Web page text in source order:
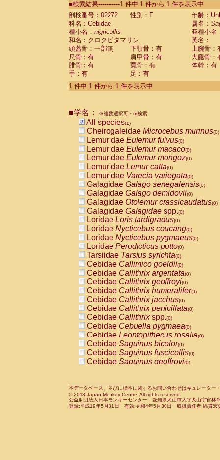
CebidaeSaguinus labiatus(0)
Cebidae Saguinus leucopus (0)
Cebidae
CebidaeSaguinus mystax
CebidaeSaguinus nigricollis (1)
Cebidae Saguinus oedipus
Cebidae Saguinus weddelli
Cebidae Saguinusspp.
Cebidae Aotus trivirgatus
Cebidae Cebus albifrons
CebidaeCebus nigrivittatus
CebidaeCebus
CebidaeSaimiri boliviensis(0)
CebidaeSaimiri sciureus(0)
AtelidaeAlouatta caraya(0)
AtelidaeAlouatta fusca(0)
AtelidaeAlouatta seniculus
AtelidaeAlouattaspp.(0)
AtelidaeAteles belzebuth(0)
AtelidaeAteles geoffroyi(0)
AtelidaeAteles paniscus(0)
AtelidaeAtelesspp.(0)
Atelidae Lagothrix lagothricha
AtelidaeLagothrix lagothricha cana
PitheciidaeCacajao calvus
PitheciidaeCallicebus cupreus
PitheciidaeCallicebus donacophilus
PitheciidaeCallicebus moloch
PitheciidaeCallicebus torquatus
PitheciidaeCallicebusspp.(0)
PitheciidaeChiropotes satanas(0)
PitheciidaePithecia monachus
PitheciidaePithecia pithecia(0)
CercopithecidaeCercocebus agilis
CercopithecidaeCercocebus
CercopithecidaeCercocebus
CercopithecidaeCercocebus
CercopithecidaeCercocebus
CercopithecidaeCercocebushybrid
CercopithecidaePapio anubis(0)
CercopithecidaePapio cynocephalus
CercopithecidaePapio hamadryas(0)
■検索結果-----------1 件中 1 件から 1 件を表示中
剖検番号：02272
性別：F
年齢：
科名：Cebidae
属名：
種小名： nigricollis
亜種小名
和名：クロクビタマリン
英名：
頭蓋骨：一部無
下顎骨：有
上腕骨：
尺骨：有
肩甲骨：有
大腿骨：
腓骨：有
寛骨：有
体幹：有
手：有
足：有
1 件中 1 件から 1 件を表示中
■学名： ※複数選択可・or検索
All species(1)
Cheirogaleidae Microcebus murinus(0)
Lemuridae Eulemur fulvus(0)
Lemuridae Eulemur macaco(0)
Lemuridae Eulemur mongoz(0)
Lemuridae Lemur catta(0)
Lemuridae Varecia variegata(0)
Galagidae Galago senegalensis(0)
Galagidae Galago demidovii(0)
Galagidae Otolemur crassicaudatus(0)
Galagidae Galagidae spp.(0)
Loridae Loris tardigradus(0)
Loridae Nycticebus coucang(0)
Loridae Nycticebus pygmaeus(0)
Loridae Perodicticus potto(0)
Tarsiidae Tarsius syrichta(0)
Cebidae Callimico goeldii(0)
Cebidae Callithrix argentata(0)
Cebidae Callithrix geoffroyi(0)
Cebidae Callithrix humeralifer(0)
Cebidae Callithrix jacchus(0)
Cebidae Callithrix penicillata(0)
Cebidae Callithrixspp.(0)
Cebidae Cebuella pygmaea(0)
Cebidae Leontopithecus rosalia(0)
Cebidae Saguinus bicolor(0)
Cebidae Saguinus fuscicollis(0)
Cebidae Saguinus geoffroyi(0)
CebidaeSaguinus leucopus(0)
CebidaeSaguinus midas(0)
Cebidae Saguinus mystax(0)
本データベース、並びに標本に関するお問い合わせはキュレータ
© 2013 Japan Monkey Centre. All rights reserved.
公益財団法人日本モンキーセンター 愛知県犬山市大字犬山字官
登録:平成19年5月31日 有効:令和4年5月30日 取扱責任者:綿貫宏